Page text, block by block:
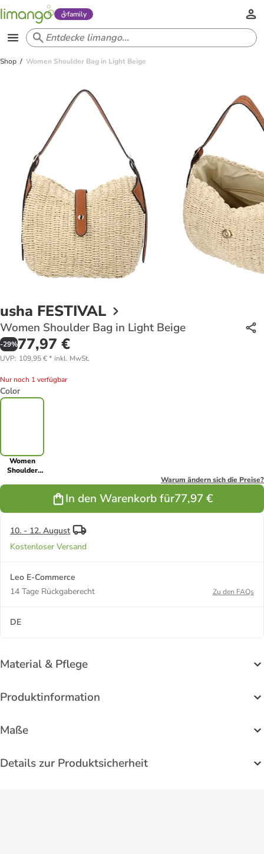
family
Shop Women Shoulder Bag in Light Beige
usha FESTIVAL
Women Shoulder Bag in Light Beige
-29%77,97 €
UVP: 109,95 €* inkl. MwSt.
Nur noch 1 verfügbar
Color
Women
Shoulder
Warum ändern sich die Preise?
In den Warenkorb für77,97 €
10. - 12. August
Kostenloser Versand
Leo E-Commerce
14 Tage Rückgaberecht
Zu den FAQs
DE
Material & Pflege
Produktinformation
Maße
Details zur Produktsicherheit